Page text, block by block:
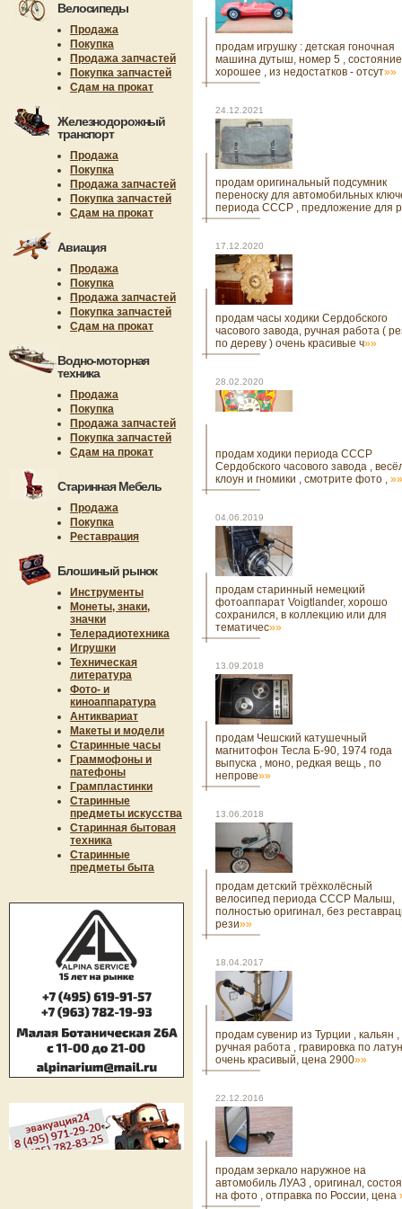
Велосипеды
Продажа
Покупка
Продажа запчастей
Покупка запчастей
Сдам на прокат
Железнодорожный
транспорт
Продажа
Покупка
Продажа запчастей
Покупка запчастей
Сдам на прокат
Авиация
Продажа
Покупка
Продажа запчастей
Покупка запчастей
Сдам на прокат
Водно-моторная
техника
Продажа
Покупка
Продажа запчастей
Покупка запчастей
Сдам на прокат
Старинная Мебель
Продажа
Покупка
Реставрация
Блошиный рынок
Инструменты
Монеты, знаки,
значки
Телерадиотехника
Игрушки
Техническая
литература
Фото- и
киноаппаратура
Антиквариат
Макеты и модели
Старинные часы
Граммофоны и
патефоны
Грампластинки
Старинные
предметы искусства
Старинная бытовая
техника
Старинные
предметы быта
продам игрушку : детская гоночная
машина дутыш, номер 5 , состояние
хорошее , из недостатков - отсут»»
24.12.2021
продам оригинальный подсумник
переноску для автомобильных
периода СССР , предложение для
17.12.2020
продам часы ходики Сердобского
часового завода, ручная работа (
по дереву ) очень красивые ч»»
28.02.2020
продам ходики периода СССР
Сердобского часового завода ,
клоун и гномики , смотрите фото , »»
04.06.2019
продам старинный немецкий
фотоаппарат Voigtlander, хорошо
сохранился, в коллекцию или для
тематичес»»
13.09.2018
продам Чешский катушечный
магнитофон Тесла Б-90, 1974 года
выпуска , моно, редкая вещь , по
непрове»»
13.06.2018
продам детский трёхколёсный
велосипед периода СССР Малыш,
полностью оригинал, без
рези»»
18.04.2017
продам сувенир из Турции , кальян ,
ручная работа , гравировка по
очень красивый, цена 2900»»
22.12.2016
продам зеркало наружное на
автомобиль ЛУАЗ , оригинал,
на фото , отправка по России, цена